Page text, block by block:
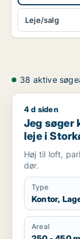
Leje/salg
38 aktive
Jeg søger
4 d siden
Jeg søger
leje i
Høj til loft,
dør.
Type
Kontor,
Areal